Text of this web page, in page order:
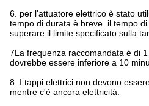
6. per l'attuatore elettrico è stato
tempo di durata è breve. il tempo
superare il limite specificato sulla
7La frequenza raccomandata è di
dovrebbe essere inferiore a 10
8. I tappi elettrici non devono
mentre c'è ancora elettricità.